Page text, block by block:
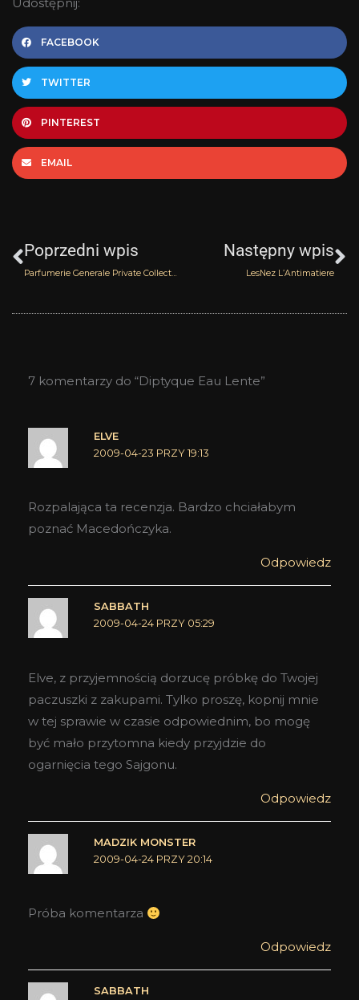
FACEBOOK
TWITTER
PINTEREST
EMAIL
Poprzedni wpis
Parfumerie Generale Private Collection Bois Blond i Dsquared2 He Wood
Następny wpis
LesNez L’Antimatiere
7 komentarzy do “Diptyque Eau Lente”
ELVE
2009-04-23 PRZY 19:13
Rozpalająca ta recenzja. Bardzo chciałabym
poznać Macedończyka.
Odpowiedz
SABBATH
2009-04-24 PRZY 05:29
Elve, z przyjemnością dorzucę próbkę do Twojej
paczuszki z zakupami. Tylko proszę, kopnij mnie
w tej sprawie w czasie odpowiednim, bo mogę
być mało przytomna kiedy przyjdzie do
ogarnięcia tego Sajgonu.
Odpowiedz
MADZIK MONSTER
2009-04-24 PRZY 20:14
Próba komentarza
Odpowiedz
SABBATH